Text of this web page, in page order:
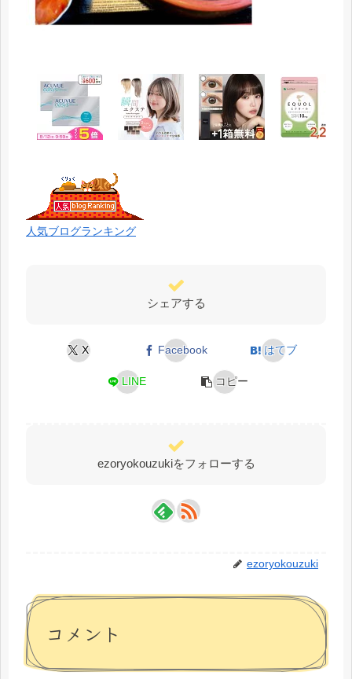
人気ブログランキング
シェアする
X Facebook はてブ
LINE コピー
ezoryokouzukiをフォローする
ezoryokouzuki
コメント